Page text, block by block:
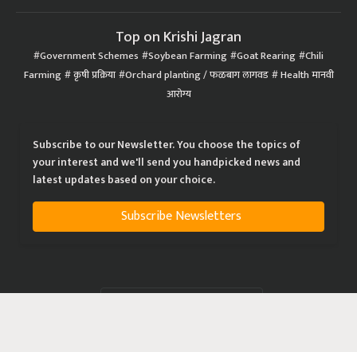
Top on Krishi Jagran
Government Schemes Soybean Farming Goat Rearing Chili
Farming कृषी प्रक्रिया Orchard planting / फळबाग लागवड Health मानवी
आरोग्य
Subscribe to our Newsletter. You choose the topics of
your interest and we'll send you handpicked news and
latest updates based on your choice.
Subscribe Newsletters